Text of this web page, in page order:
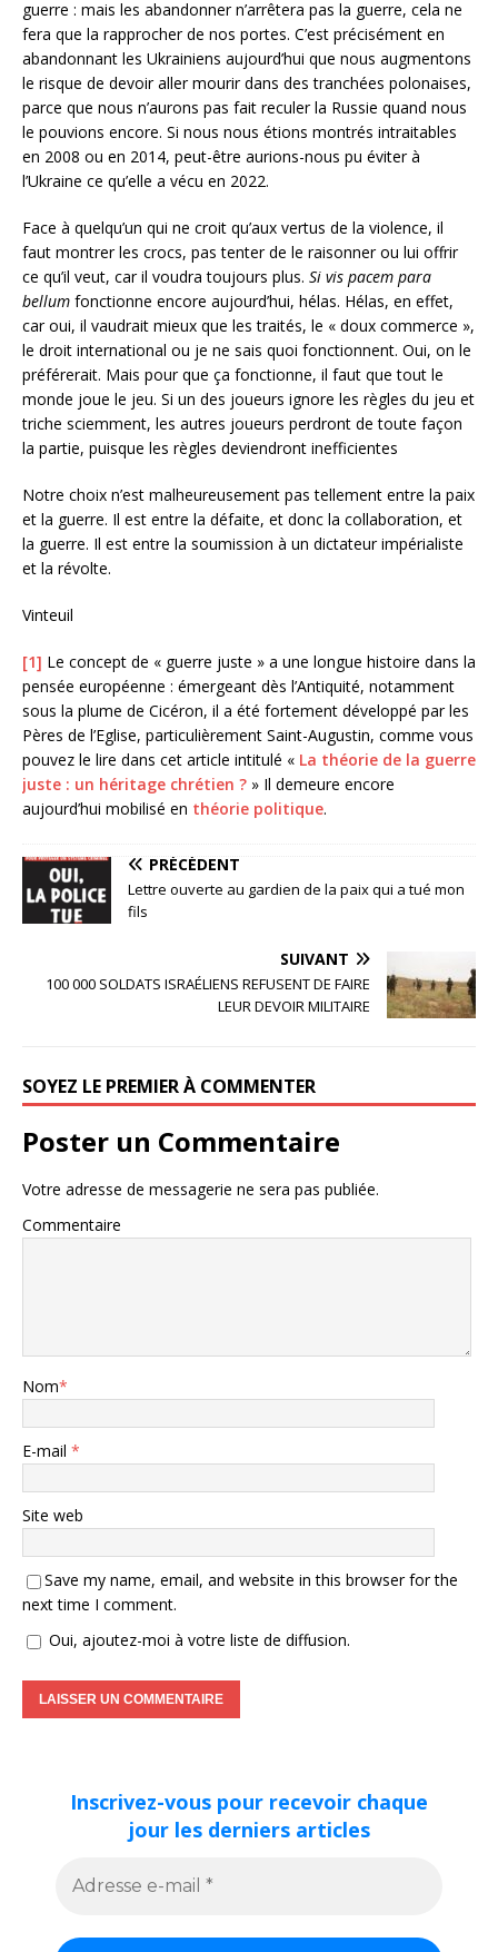
guerre : mais les abandonner n’arrêtera pas la guerre, cela ne
fera que la rapprocher de nos portes. C’est précisément en
abandonnant les Ukrainiens aujourd’hui que nous augmentons
le risque de devoir aller mourir dans des tranchées polonaises,
parce que nous n’aurons pas fait reculer la Russie quand nous
le pouvions encore. Si nous nous étions montrés intraitables
en 2008 ou en 2014, peut-être aurions-nous pu éviter à
l’Ukraine ce qu’elle a vécu en 2022.
Face à quelqu’un qui ne croit qu’aux vertus de la violence, il
faut montrer les crocs, pas tenter de le raisonner ou lui offrir
ce qu’il veut, car il voudra toujours plus. Si vis pacem para
bellum fonctionne encore aujourd’hui, hélas. Hélas, en effet,
car oui, il vaudrait mieux que les traités, le « doux commerce »,
le droit international ou je ne sais quoi fonctionnent. Oui, on le
préférerait. Mais pour que ça fonctionne, il faut que tout le
monde joue le jeu. Si un des joueurs ignore les règles du jeu et
triche sciemment, les autres joueurs perdront de toute façon
la partie, puisque les règles deviendront inefficientes
Notre choix n’est malheureusement pas tellement entre la paix
et la guerre. Il est entre la défaite, et donc la collaboration, et
la guerre. Il est entre la soumission à un dictateur impérialiste
et la révolte.
Vinteuil
[1] Le concept de « guerre juste » a une longue histoire dans la
pensée européenne : émergeant dès l’Antiquité, notamment
sous la plume de Cicéron, il a été fortement développé par les
Pères de l’Eglise, particulièrement Saint-Augustin, comme vous
pouvez le lire dans cet article intitulé « La théorie de la guerre
juste : un héritage chrétien ? » Il demeure encore
aujourd’hui mobilisé en théorie politique.
PRÉCÉDENT
Lettre ouverte au gardien de la paix qui a tué mon
fils
SUIVANT
100 000 SOLDATS ISRAÉLIENS REFUSENT DE FAIRE
LEUR DEVOIR MILITAIRE
SOYEZ LE PREMIER À COMMENTER
Poster un Commentaire
Votre adresse de messagerie ne sera pas publiée.
Commentaire
Nom*
E-mail *
Site web
Save my name, email, and website in this browser for the
next time I comment.
Oui, ajoutez-moi à votre liste de diffusion.
Inscrivez-vous pour recevoir chaque
jour les derniers articles